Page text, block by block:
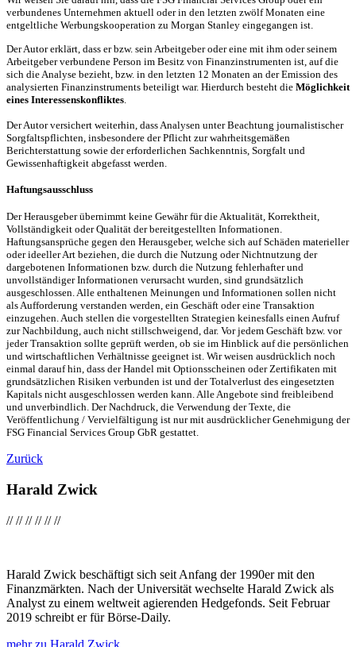
verbundenes Unternehmen aktuell oder in den letzten zwölf Monaten eine
entgeltliche Werbungskooperation zu Morgan Stanley eingegangen ist.
Der Autor erklärt, dass er bzw. sein Arbeitgeber oder eine mit ihm oder seinem
Arbeitgeber verbundene Person im Besitz von Finanzinstrumenten ist, auf die
sich die Analyse bezieht, bzw. in den letzten 12 Monaten an der Emission des
analysierten Finanzinstruments beteiligt war. Hierdurch besteht die Möglichkeit
eines Interessenskonfliktes
Der Autor versichert weiterhin, dass Analysen unter Beachtung journalistischer
Sorgfaltspflichten, insbesondere der Pflicht zur wahrheitsgemäßen
Berichterstattung sowie der erforderlichen Sachkenntnis, Sorgfalt und
Gewissenhaftigkeit abgefasst werden.
Haftungsausschluss
Der Herausgeber übernimmt keine Gewähr für die Aktualität, Korrektheit,
Vollständigkeit oder Qualität der bereitgestellten Informationen.
Haftungsansprüche gegen den Herausgeber, welche sich auf Schäden materieller
oder ideeller Art beziehen, die durch die Nutzung oder Nichtnutzung der
dargebotenen Informationen bzw. durch die Nutzung fehlerhafter und
unvollständiger Informationen verursacht wurden, sind grundsätzlich
ausgeschlossen. Alle enthaltenen Meinungen und Informationen sollen nicht
als Aufforderung verstanden werden, ein Geschäft oder eine Transaktion
einzugehen. Auch stellen die vorgestellten Strategien keinesfalls einen Aufruf
zur Nachbildung, auch nicht stillschweigend, dar. Vor jedem Geschäft bzw. vor
jeder Transaktion sollte geprüft werden, ob sie im Hinblick auf die persönlichen
und wirtschaftlichen Verhältnisse geeignet ist. Wir weisen ausdrücklich noch
einmal darauf hin, dass der Handel mit Optionsscheinen oder Zertifikaten mit
grundsätzlichen Risiken verbunden ist und der Totalverlust des eingesetzten
Kapitals nicht ausgeschlossen werden kann. Alle Angebote sind freibleibend
und unverbindlich. Der Nachdruck, die Verwendung der Texte, die
Veröffentlichung / Vervielfältigung ist nur mit ausdrücklicher Genehmigung der
FSG Financial Services Group GbR gestattet.
Zurück
Harald Zwick
////////////
Harald Zwick beschäftigt sich seit Anfang der 1990er mit den
Finanzmärkten. Nach der Universität wechselte Harald Zwick als
Analyst zu einem weltweit agierenden Hedgefonds. Seit Februar
2019 schreibt er für Börse-Daily.
mehr zu Harald Zwick